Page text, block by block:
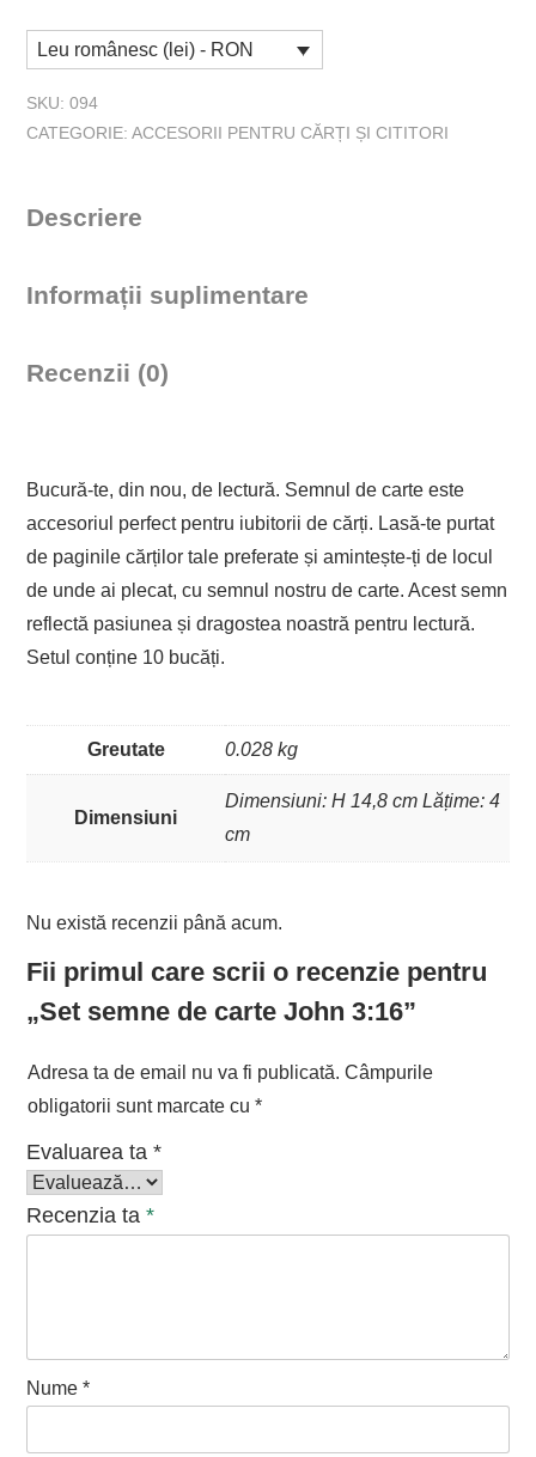
de
John
3:16
Leu românesc (lei) - RON
SKU: 094
CATEGORIE: ACCESORII PENTRU CĂRȚI ȘI CITITORI
Descriere
Informații suplimentare
Recenzii (0)
Bucură-te, din nou, de lectură. Semnul de carte este
accesoriul perfect pentru iubitorii de cărți. Lasă-te purtat
de paginile cărților tale preferate și amintește-ți de locul
de unde ai plecat, cu semnul nostru de carte. Acest semn
reflectă pasiunea și dragostea noastră pentru lectură.
Setul conține 10 bucăți.
Greutate 0.028 kg
Dimensiuni
Dimensiuni: H 14,8 cm Lățime: 4
cm
Nu există recenzii până acum.
Fii primul care scrii o recenzie pentru
„Set semne de carte John 3:16”
Adresa ta de email nu va fi publicată. Câmpurile
obligatorii sunt marcate cu *
Evaluarea ta *
Recenzia ta *
Nume *